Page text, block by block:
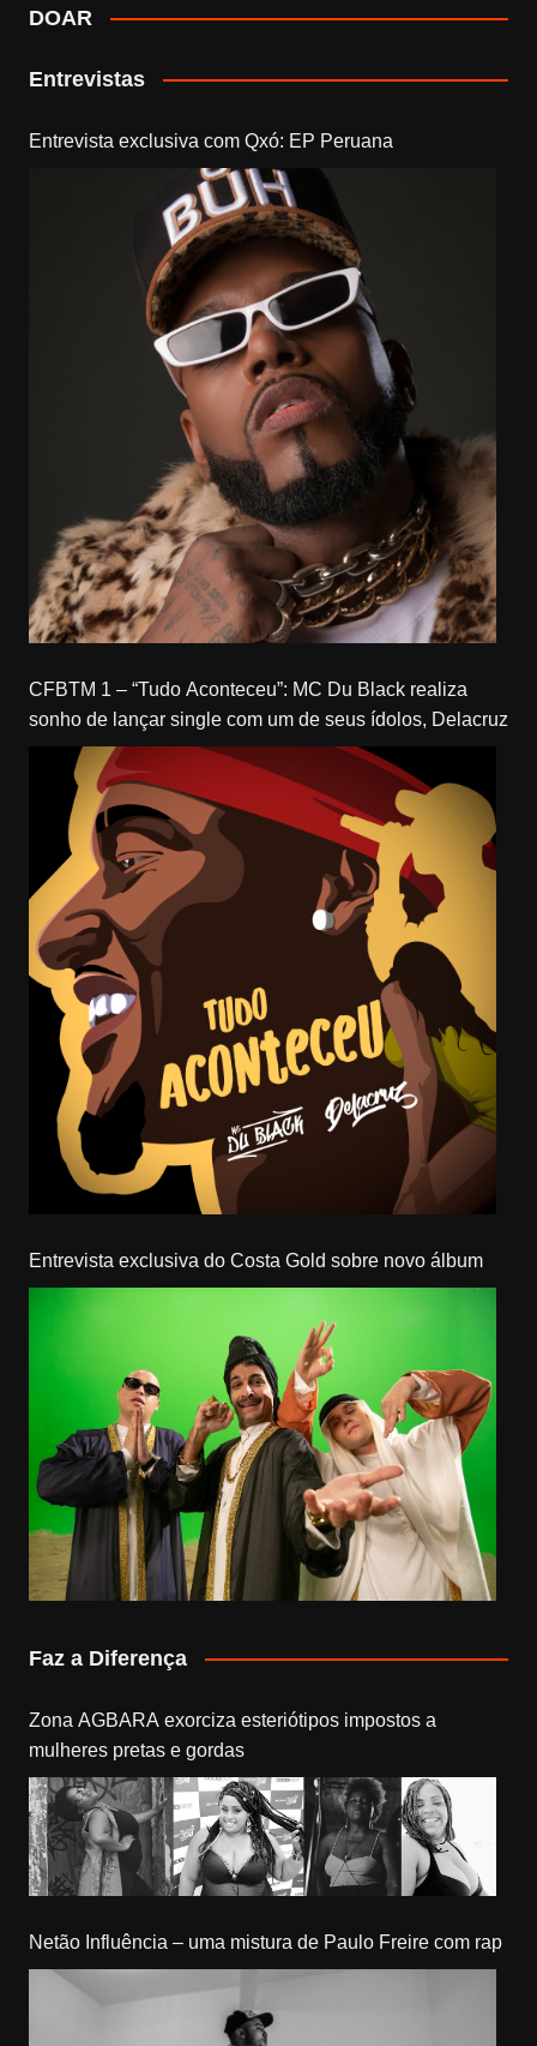
DOAR
Entrevistas
Entrevista exclusiva com Qxó: EP Peruana
CFBTM 1 – “Tudo Aconteceu”: MC Du Black realiza
sonho de lançar single com um de seus ídolos, Delacruz
Entrevista exclusiva do Costa Gold sobre novo álbum
Faz a Diferença
Zona AGBARA exorciza esteriótipos impostos a
mulheres pretas e gordas
Netão Influência – uma mistura de Paulo Freire com rap